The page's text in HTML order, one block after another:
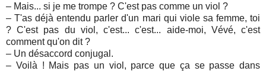
– Mais... si je me trompe ? C'est pas comme un viol ?
– T'as déjà entendu parler d'un mari qui viole sa femme, toi
? C'est pas du viol, c'est... c'est... aide-moi, Vévé, c'est
comment qu'on dit ?
– Un désaccord conjugal.
– Voilà ! Mais pas un viol, parce que ça se passe dans